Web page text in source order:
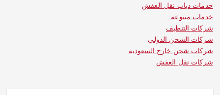
حدمات دباب نقل العفش
خدمات متنوعة
شركات التنظيف
شركات الشحن الدولي
شركات شحن خارج السعودية
شركات نقل العفش